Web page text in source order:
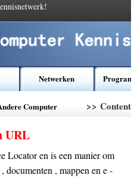
Netwerken
Computer
>> Content
URL
Locator en is een manier om
documenten , mappen en e -